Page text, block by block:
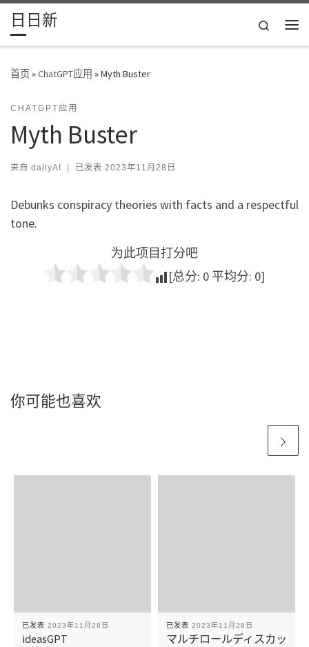
Skip to content
日日新
Search
首页»ChatGPT应用 »Myth Buster
CHATGPT应用
Myth Buster
来自 dailyAI | 已发表 2023年11月28日
Debunks conspiracy theories with facts and a respectful
tone.
为此项目打分吧
[总分: 0 平均分: 0]
你可能也喜欢
已发表 2023年11月28日
ideasGPT
已发表 2023年11月28日
マルチロールディスカッ